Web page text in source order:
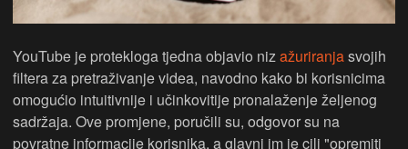
YouTube je protekloga tjedna objavio nizažuriranjasvojih
filtera za pretraživanje videa, navodno kako bi korisnicima
omogućio intuitivnije i učinkovitije pronalaženje željenog
sadržaja. Ove promjene, poručili su, odgovor su na
povratne informacije korisnika, a glavni im je cilj "opremiti